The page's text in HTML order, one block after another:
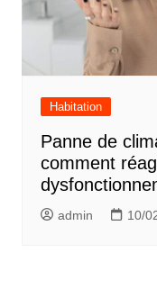
Habitation
Panne de
comment
admin 10/